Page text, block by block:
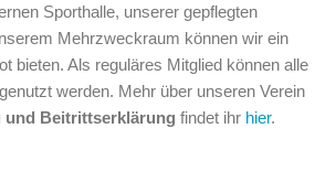
Sporthalle, unserer gepflegten
Mehrzweckraum können wir ein
bieten. Als reguläres Mitglied können alle
werden. Mehr über unseren Verein
und Beitrittserklärung findet ihr hier.